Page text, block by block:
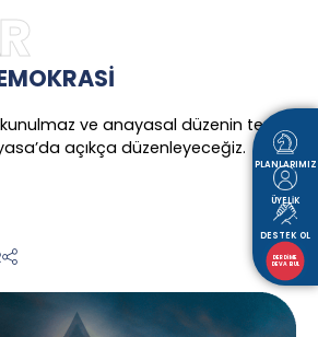
PLANLARIMIZ
ÜYELİK
DESTEK OL
DERDİME
DEVA BUL
ve anayasal düzenin temeli
açıkça düzenleyeceğiz.